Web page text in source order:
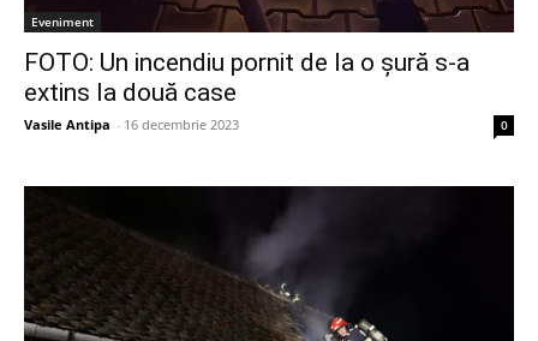
Eveniment
FOTO: Un incendiu pornit de la o șură s-a
extins la două case
Vasile Antipa - 16 decembrie 2023 0